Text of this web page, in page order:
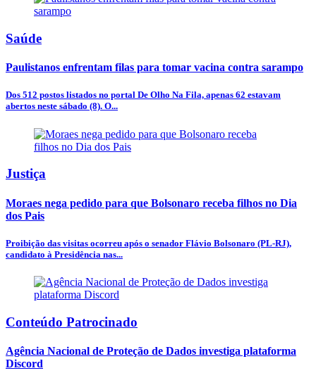
Saúde
Paulistanos enfrentam filas para tomar vacina contra sarampo
Dos 512 postos listados no portal De Olho Na Fila, apenas 62 estavam
abertos neste sábado (8). O...
Justiça
Moraes nega pedido para que Bolsonaro receba filhos no Dia
dos Pais
Proibição das visitas ocorreu após o senador Flávio Bolsonaro (PL-RJ),
candidato à Presidência nas...
Conteúdo Patrocinado
Agência Nacional de Proteção de Dados investiga plataforma
Discord